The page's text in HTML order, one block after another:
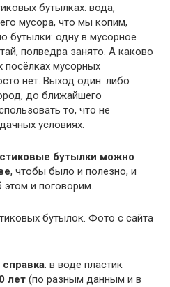
бутылках: вода,
мусора, что мы копим,
бутылки: одну в мусорное
полведра занято. А каково
посёлках мусорных
нет. Выход один: либо
до ближайшего
то, что не
условиях.
бутылки можно
, чтобы было и полезно, и
и поговорим.
бутылок. Фото с сайта
: в воде пластик
лет (по разным данным и в